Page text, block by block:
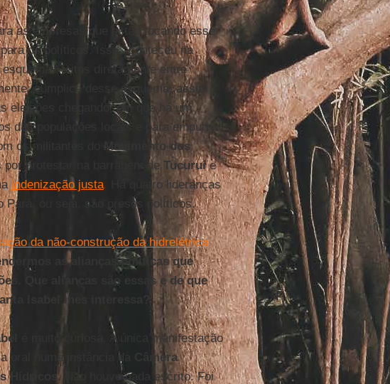
as empresas que estão tocando esse
os políticos. Isso aconteceu na
feitos diretamente entre
cúmplice desse esquema, assim
eleições chegando, em que há um
das populações locais e para empurrar
os militantes do Movimento dos
protestar na barragem de Tucuruíe
indenização justa. Há quatro lideranças
Pará, ou seja, são presos políticos.
da não-construção da hidrelétrica
as alianças políticas que
Que alianças são essas e de que
Isabel lhes interessa?
é muito curiosa. A única manifestação
oral numa instância da
Câmera
Hídricos . Não houve nada escrito. Foi